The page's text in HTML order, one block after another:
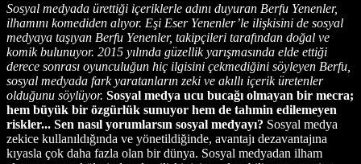
Sosyal medyada ürettiği içeriklerle adını duyuran Berfu Yenenler,
ilhamını komediden alıyor. Eşi Eser Yenenler’le ilişkisini de sosyal
medyaya taşıyan Berfu Yenenler, takipçileri tarafından doğal ve
komik bulunuyor. 2015 yılında güzellik yarışmasında elde ettiği
derece sonrası oyunculuğun hiç ilgisini çekmediğini söyleyen Berfu,
sosyal medyada fark yaratanların zeki ve akıllı içerik üretenler
olduğunu söylüyor. Sosyal medya ucu bucağı olmayan bir mecra;
hem büyük bir özgürlük sunuyor hem de tahmin edilemeyen
riskler... Sen nasıl yorumlarsın sosyal medyayı? Sosyal medya
zekice kullanıldığında ve yönetildiğinde, avantajı dezavantajına
kıyasla çok daha fazla olan bir dünya. Sosyal medyadan ilham